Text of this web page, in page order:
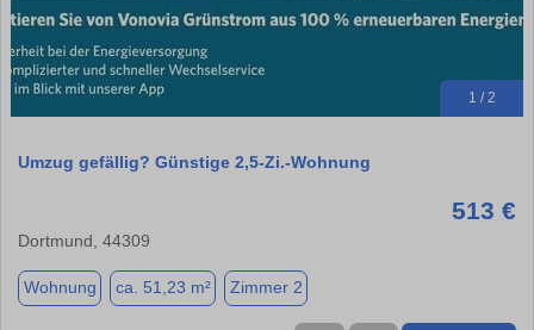
1 / 2
Umzug gefällig? Günstige 2,5-Zi.-Wohnung
513 €
Dortmund, 44309
Wohnung ca. 51,23 m² Zimmer 2